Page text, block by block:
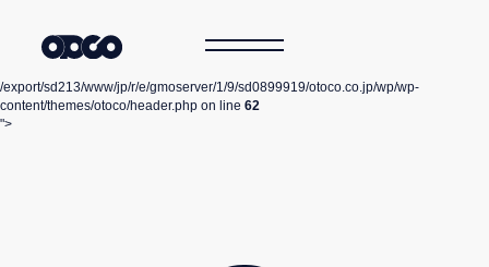
/export/sd213/www/jp/r/e/gmoserver/1/9/sd0899919/otoco.co.jp/wp/wp-
content/themes/otoco/header.php on line 62
">